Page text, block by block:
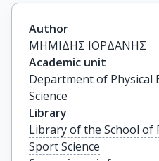
Author
ΜΗΜΙΔΗΣ ΙΟΡΔΑΝΗΣ
Academic unit
Department of Physical
Science
Library
Library of the School of
Sport Science